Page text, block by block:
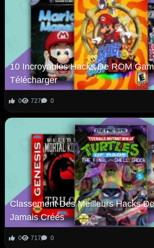
10 Incroyables Hacks De ROM
Télécharger
0 727 0
Classement Des Meilleurs Hacks
Jamais Créés
0 717 0